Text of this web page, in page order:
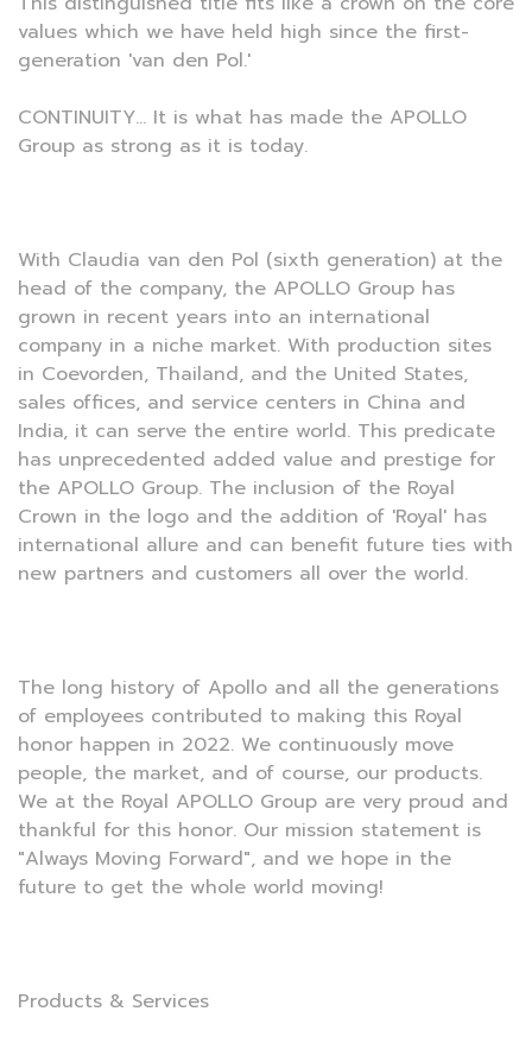
values which we have held high since the first-
generation 'van den Pol.'
CONTINUITY... It is what has made the APOLLO
Group as strong as it is today.
With Claudia van den Pol (sixth generation) at the
head of the company, the APOLLO Group has
grown in recent years into an international
company in a niche market. With production sites
in Coevorden, Thailand, and the United States,
sales offices, and service centers in China and
India, it can serve the entire world. This predicate
has unprecedented added value and prestige for
the APOLLO Group. The inclusion of the Royal
Crown in the logo and the addition of 'Royal' has
international allure and can benefit future ties with
new partners and customers all over the world.
The long history of Apollo and all the generations
of employees contributed to making this Royal
honor happen in 2022. We continuously move
people, the market, and of course, our products.
We at the Royal APOLLO Group are very proud and
thankful for this honor. Our mission statement is
"Always Moving Forward", and we hope in the
future to get the whole world moving!
Products & Services